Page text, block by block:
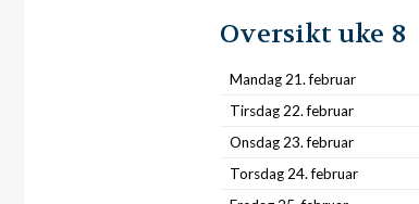
Oversikt uke 8
Mandag 21. februar
Tirsdag 22. februar
Onsdag 23. februar
Torsdag 24. februar